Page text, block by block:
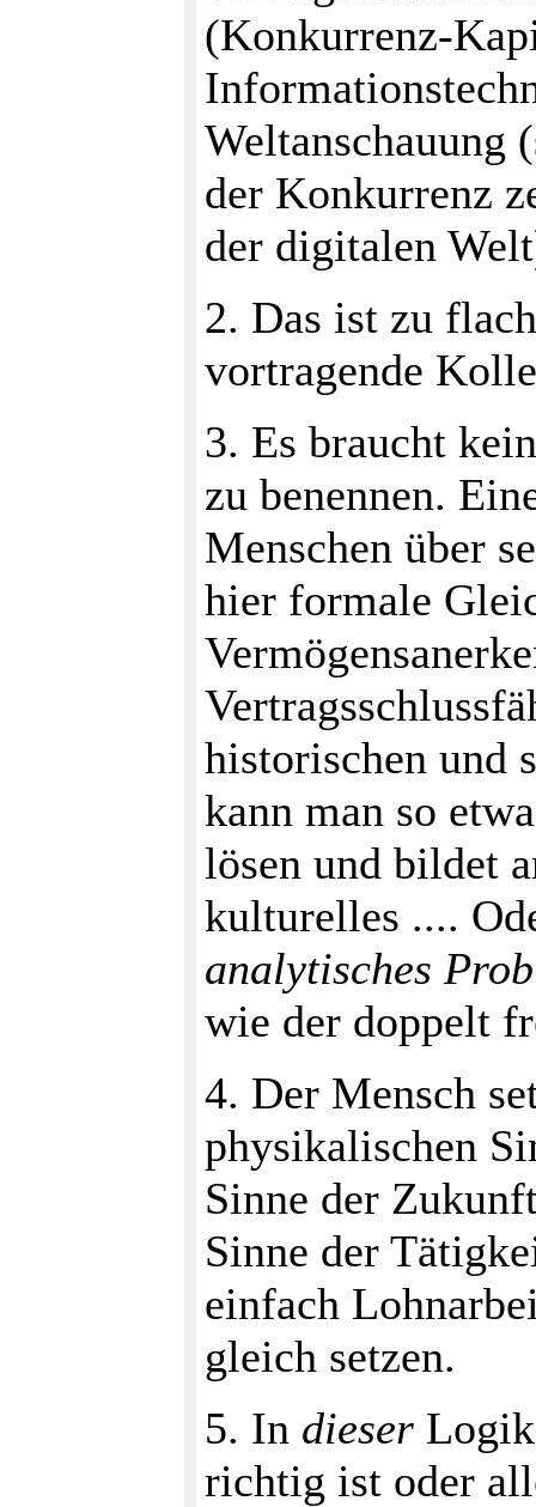
(Konkurrenz-
Weltanschauung
der Konkurrenz
der digitalen
2. Das ist zu
vortragende
3. Es braucht
zu benennen.
Menschen über
hier formale
historischen und
kann man so
lösen und bildet
kulturelles ....
analytisches
wie der doppelt
4. Der Mensch
physikalischen
Sinne der
Sinne der
einfach
gleich setzen.
5. In dieser
richtig ist oder